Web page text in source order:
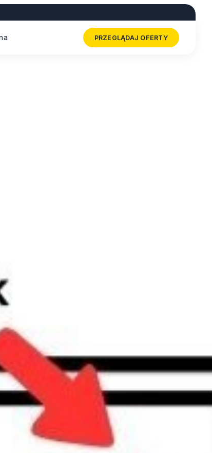
PRZEGLĄDAJ OFERTY